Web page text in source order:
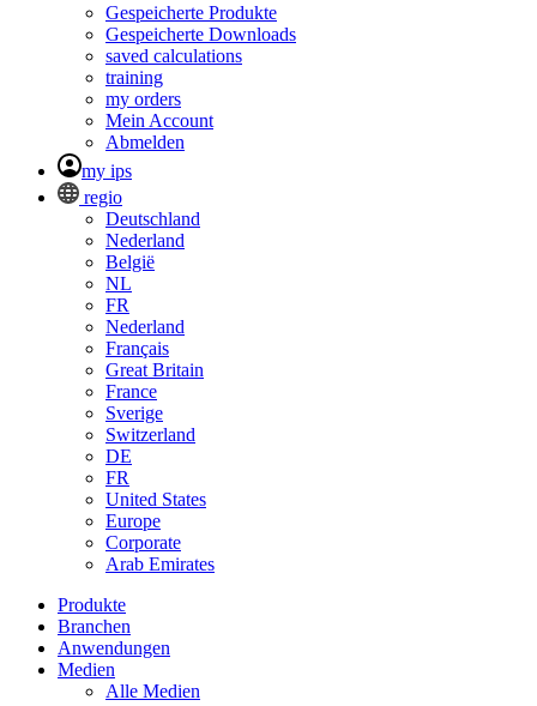
Gespeicherte Produkte
Gespeicherte Downloads
saved calculations
training
my orders
Mein Account
Abmelden
my ips
regio
Deutschland
Nederland
België
NL
FR
Nederland
Français
Great Britain
France
Sverige
Switzerland
DE
FR
United States
Europe
Corporate
Arab Emirates
Produkte
Branchen
Anwendungen
Medien
Alle Medien